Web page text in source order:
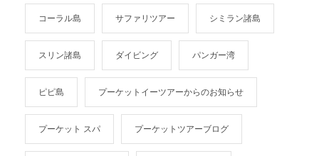
コーラル島 サファリツアー シミラン諸島
スリン諸島 ダイビング パンガー湾
ピピ島 プーケットイーツアーからのお知らせ
プーケット スパ プーケットツアーブログ